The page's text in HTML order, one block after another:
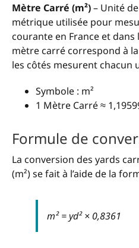
Mètre Carré (m²)– Unité
métrique utilisée pour
courante en France et dans
mètre carré correspond à
les côtés mesurent chacun
Symbole : m²
1 Mètre Carré ≈
Formule de
La conversion des yards
(m²) se fait à l’aide de la
m² = yd² × 0,8361